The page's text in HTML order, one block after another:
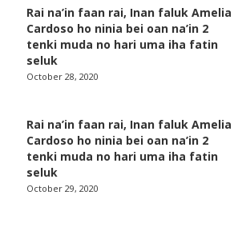
Rai na’in faan rai, Inan faluk Amelia
Cardoso ho ninia bei oan na’in 2
tenki muda no hari uma iha fatin
seluk
October 28, 2020
Rai na’in faan rai, Inan faluk Amelia
Cardoso ho ninia bei oan na’in 2
tenki muda no hari uma iha fatin
seluk
October 29, 2020